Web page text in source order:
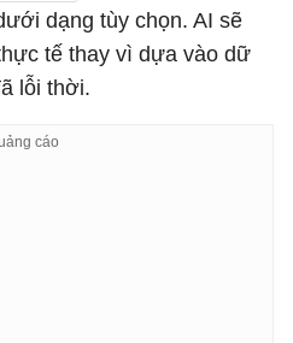
dạng tùy chọn. AI sẽ
tế thay vì dựa vào dữ
lỗi thời.